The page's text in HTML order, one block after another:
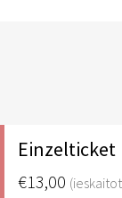
Einzelticket
€13,00